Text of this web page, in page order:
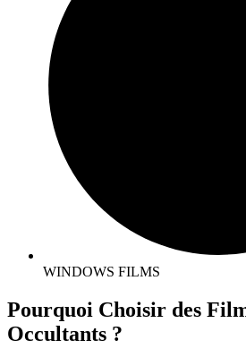
WINDOWS FILMS​
Pourquoi Choisir des
Occultants ?